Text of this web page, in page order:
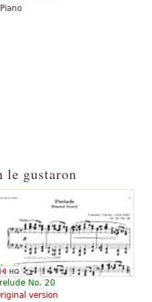
Piano
le gustaron
No. 20
version